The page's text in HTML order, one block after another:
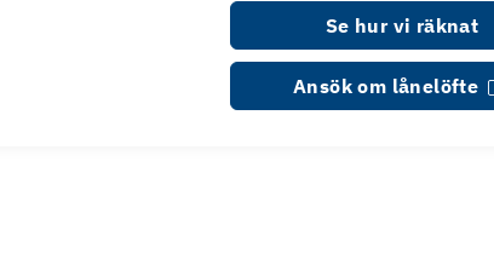
Se hur vi räknat
Ansök om lånelöfte